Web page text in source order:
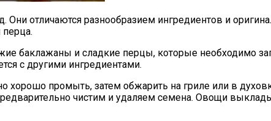
отличаются разнообразием ингредиентов и
перца.
баклажаны и сладкие перцы, которые необходимо
с другими ингредиентами.
хорошо промыть, затем обжарить на гриле или в
чистим и удаляем семена. Овощи